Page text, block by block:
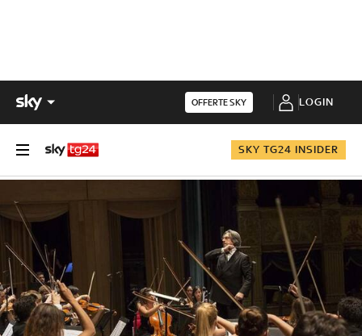
OFFERTE SKY LOGIN
SKY TG24 INSIDER